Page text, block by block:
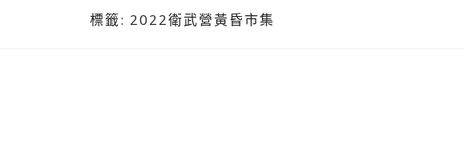
標籤: 2022衛武營黃昏市集